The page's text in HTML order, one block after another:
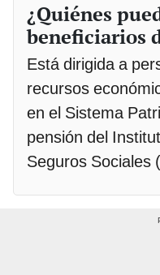
¿Quiénes
beneficiarios
Está dirigida a
recursos
en el Sistema
pensión del
Seguros Sociales